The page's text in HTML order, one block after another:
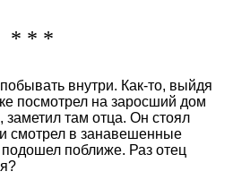
* * *
внутри. Как-то, выйдя
посмотрел на заросший дом
заметил там отца. Он стоял
смотрел в занавешенные
поближе. Раз отец